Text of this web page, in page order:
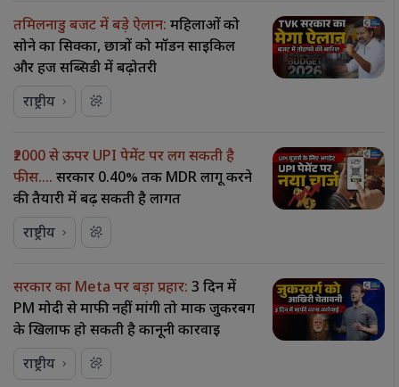
तमिलनाडु बजट में बड़े ऐलान: महिलाओं को
सोने का सिक्का, छात्रों को मॉडर्न साइकिल
और हज सब्सिडी में बढ़ोतरी
राष्ट्रीय
₹2000 से ऊपर UPI पेमेंट पर लग सकती है
फीस…. सरकार 0.40% तक MDR लागू करने
की तैयारी में बढ़ सकती है लागत
राष्ट्रीय
सरकार का Meta पर बड़ा प्रहार: 3 दिन में
PM मोदी से माफी नहीं मांगी तो मार्क जुकरबर्ग
के खिलाफ हो सकती है कानूनी कार्रवाई
राष्ट्रीय